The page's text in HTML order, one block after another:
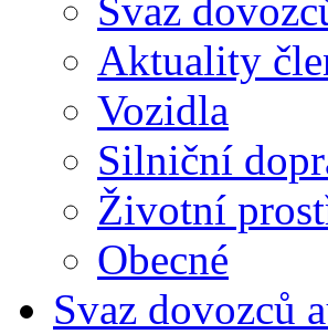
Svaz
Aktuality
Vozidla
Silniční
Životní
Obecné
Svaz dovozců